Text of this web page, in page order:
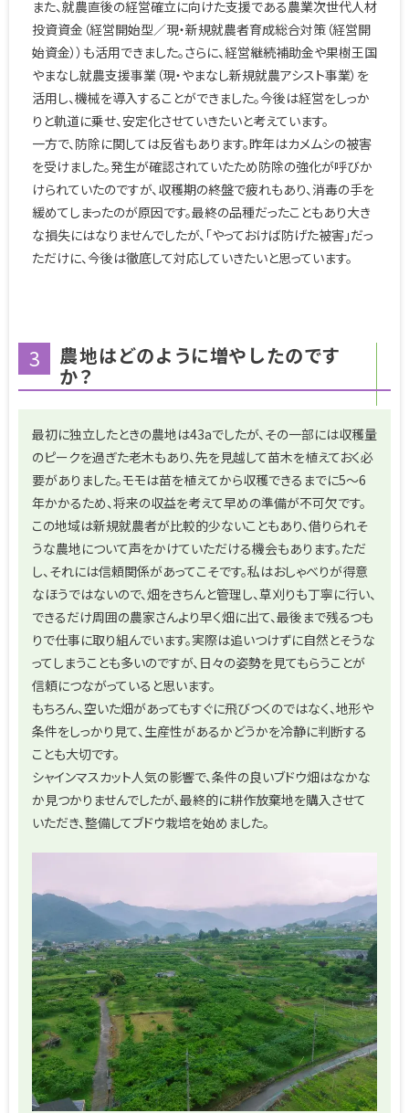
また、就農直後の経営確立に向けた支援である農業次世代人材
投資資金（経営開始型／現・新規就農者育成総合対策（経営開
始資金））も活用できました。さらに、経営継続補助金や果樹王国
やまなし就農支援事業（現・やまなし新規就農アシスト事業）を
活用し、機械を導入することができました。今後は経営をしっか
りと軌道に乗せ、安定化させていきたいと考えています。
一方で、防除に関しては反省もあります。昨年はカメムシの被害
を受けました。発生が確認されていたため防除の強化が呼びか
けられていたのですが、収穫期の終盤で疲れもあり、消毒の手を
緩めてしまったのが原因です。最終の品種だったこともあり大き
な損失にはなりませんでしたが、「やっておけば防げた被害」だっ
ただけに、今後は徹底して対応していきたいと思っています。
3 農地はどのように増やしたのです
か？
最初に独立したときの農地は43aでしたが、その一部には収穫量
のピークを過ぎた老木もあり、先を見越して苗木を植えておく必
要がありました。モモは苗を植えてから収穫できるまでに5〜6
年かかるため、将来の収益を考えて早めの準備が不可欠です。
この地域は新規就農者が比較的少ないこともあり、借りられそ
うな農地について声をかけていただける機会もあります。ただ
し、それには信頼関係があってこそです。私はおしゃべりが得意
なほうではないので、畑をきちんと管理し、草刈りも丁寧に行い、
できるだけ周囲の農家さんより早く畑に出て、最後まで残るつも
りで仕事に取り組んでいます。実際は追いつけずに自然とそうな
ってしまうことも多いのですが、日々の姿勢を見てもらうことが
信頼につながっていると思います。
もちろん、空いた畑があってもすぐに飛びつくのではなく、地形や
条件をしっかり見て、生産性があるかどうかを冷静に判断する
ことも大切です。
シャインマスカット人気の影響で、条件の良いブドウ畑はなかな
か見つかりませんでしたが、最終的に耕作放棄地を購入させて
いただき、整備してブドウ栽培を始めました。